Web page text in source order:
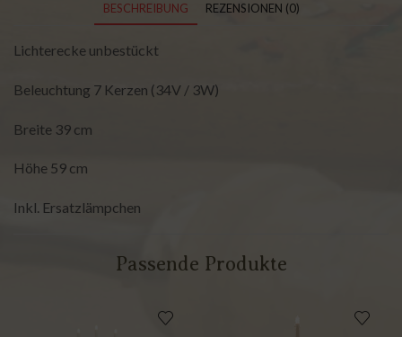
BESCHREIBUNG REZENSIONEN (0)
Lichterecke unbestückt
Beleuchtung 7 Kerzen (34V / 3W)
Breite 39 cm
Höhe 59 cm
Inkl. Ersatzlämpchen
Passende Produkte